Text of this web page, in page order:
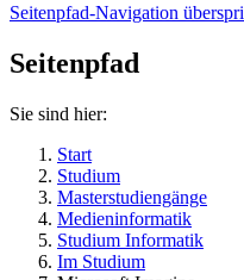
Seitenpfad-Navigation
Seitenpfad
Sie sind hier:
Start
Studium
Masterstudiengänge
Medieninformatik
Studium Informatik
Im Studium